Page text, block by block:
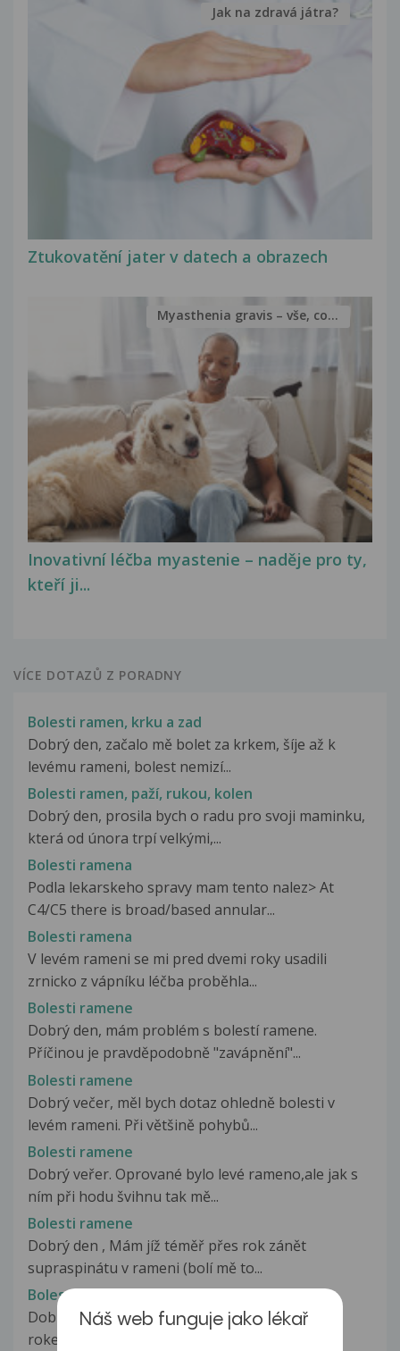
Ztukovatění jater v datech a obrazech
Jak na zdravá játra?
Inovativní léčba myastenie – naděje pro ty,
kteří ji...
Myasthenia gravis – vše, co...
VÍCE DOTAZŮ Z PORADNY
Bolesti ramen, krku a zad
Dobrý den, začalo mě bolet za krkem, šíje až k
levému rameni, bolest nemizí...
Bolesti ramen, paží, rukou, kolen
Dobrý den, prosila bych o radu pro svoji maminku,
která od února trpí velkými,...
Bolesti ramena
Podla lekarskeho spravy mam tento nalez> At
C4/C5 there is broad/based annular...
Bolesti ramena
V levém rameni se mi pred dvemi roky usadili
zrnicko z vápníku léčba proběhla...
Bolesti ramene
Dobrý den, mám problém s bolestí ramene.
Příčinou je pravděpodobně "zavápnění"...
Bolesti ramene
Dobrý večer, měl bych dotaz ohledně bolesti v
levém rameni. Při většině pohybů...
Bolesti ramene
Dobrý veřer. Oprované bylo levé rameno,ale jak s
ním při hodu švihnu tak mě...
Bolesti ramene
Dobrý den , Mám jíž téměř přes rok zánět
supraspinátu v rameni (bolí mě to...
Bolesti ramene
Dobrý den. Mám takový problém. Asi pred půl
rokem se u mě objevila bolest v...
Náš web funguje jako lékař